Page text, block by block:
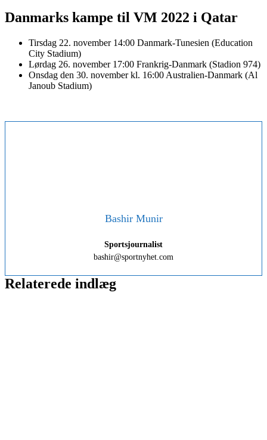
Danmarks kampe til VM 2022 i Qatar
Tirsdag 22. november 14:00 Danmark-Tunesien (Education
City Stadium)
Lørdag 26. november 17:00 Frankrig-Danmark (Stadion 974)
Onsdag den 30. november kl. 16:00 Australien-Danmark (Al
Janoub Stadium)
Bashir Munir
Sportsjournalist
bashir@sportnyhet.com
Relaterede indlæg